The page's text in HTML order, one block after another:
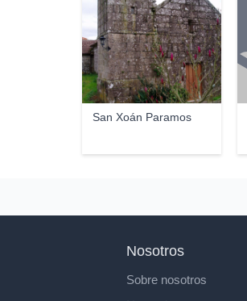
San Xoán Paramos
Nosotros
Sobre nosotros